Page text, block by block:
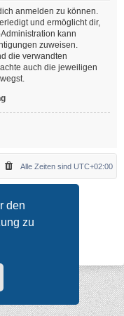
den
zu
anmelden zu können.
und ermöglicht dir,
kann
zuweisen.
die verwandten
auch die jeweiligen
Alle Zeiten sind UTC+02:00
phpBB Limited